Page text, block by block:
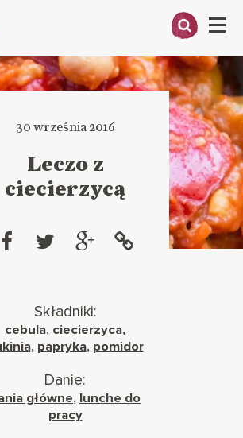
Menu
O MNIE
PRZEPISY
ARTYKUŁY
KSIĄŻKI
KONTAKT
30 września 2016
Leczo z
ciecierzycą
Składniki:
cebula, ciecierzyca,
, papryka, pomidor
Danie:
główne, lunche do
pracy